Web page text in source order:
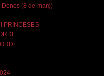
(8 de març)
PRINCESES